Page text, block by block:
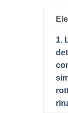
1.